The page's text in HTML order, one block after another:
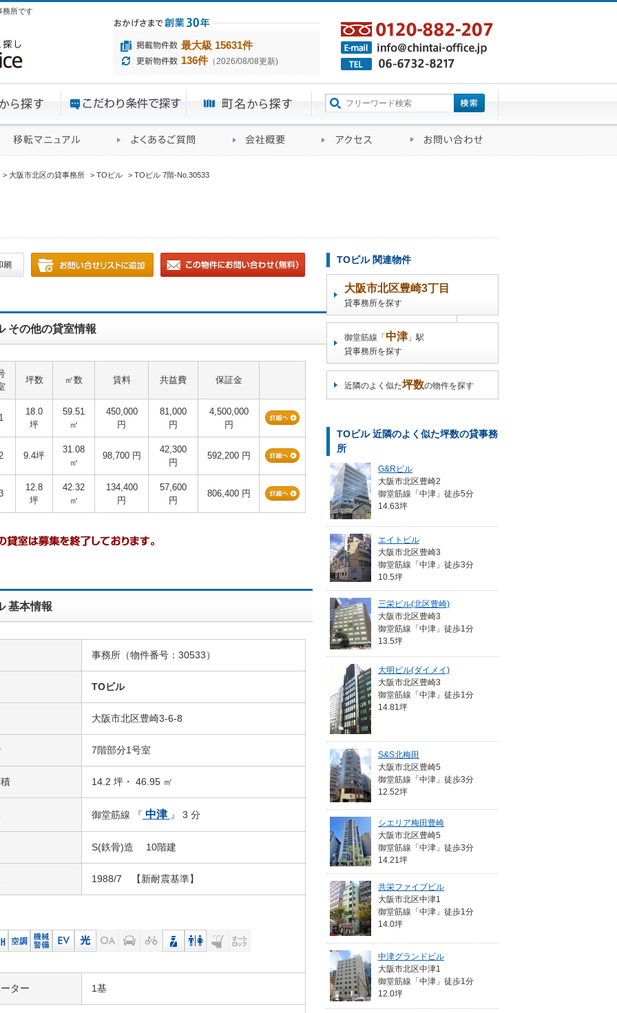
務所です
最大級 15631件
136件（2026/08/08更新)
大阪市北区の貸事務所 TOビル TOビル 7階-No.30533
その他の貸室情報
坪数 ㎡数 賃料 共益費 保証金
1
18.0
坪
59.51
㎡
450,000
円
81,000
円
4,500,000
円
2 9.4坪
31.08
㎡
98,700 円
42,300
円
592,200 円
12.8
坪
42.32
㎡
134,400
円
57,600
円
806,400 円
基本情報
事務所（物件番号：30533）
TOビル
大阪市北区豊崎3-6-8
7階部分1号室
14.2 坪・ 46.95 ㎡
御堂筋線 『 中津 』 3 分
S(鉄骨)造 10階建
1988/7 【新耐震基準】
ター 1基
TOビル 関連物件
大阪市北区豊崎3丁目
貸事務所を探す
御堂筋線「 中津 」駅
貸事務所を探す
近隣のよく似た坪数の物件を探す
TOビル 近隣のよく似た坪数の貸事務
所
G&Rビル
大阪市北区豊崎2
御堂筋線「中津」徒歩5分
14.63坪
エイトビル
大阪市北区豊崎3
御堂筋線「中津」徒歩3分
10.5坪
三栄ビル(北区豊崎)
大阪市北区豊崎3
御堂筋線「中津」徒歩1分
13.5坪
大明ビル(ダイメイ)
大阪市北区豊崎3
御堂筋線「中津」徒歩1分
14.81坪
S&S北梅田
大阪市北区豊崎5
御堂筋線「中津」徒歩3分
12.52坪
シエリア梅田豊崎
大阪市北区豊崎5
御堂筋線「中津」徒歩3分
14.21坪
共栄ファイブビル
大阪市北区中津1
御堂筋線「中津」徒歩1分
14.0坪
中津グランドビル
大阪市北区中津1
御堂筋線「中津」徒歩1分
12.0坪